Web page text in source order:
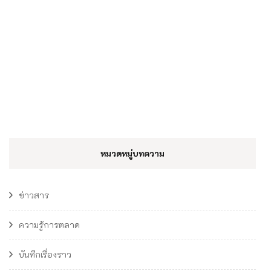
หมวดหมู่บทความ
ข่าวสาร
ความรู้การตลาด
บันทึกเรื่องราว